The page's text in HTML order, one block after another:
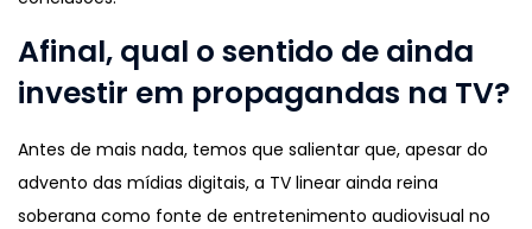
Afinal, qual o sentido de ainda
investir em propagandas na TV?
Antes de mais nada, temos que salientar que, apesar do
advento das mídias digitais, a TV linear ainda reina
soberana como fonte de entretenimento audiovisual no